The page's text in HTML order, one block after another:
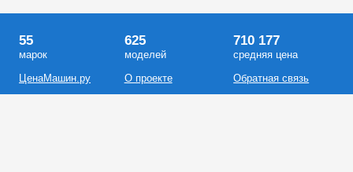
55
марок
ЦенаМашин.ру
625
моделей
О проекте
710 177
средняя цена
Обратная связь